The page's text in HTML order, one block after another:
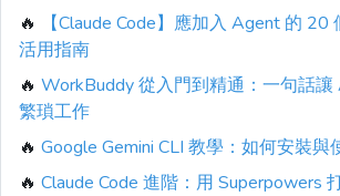
🔥
【Claude Code】應加入 Agent 的 20
活用指南
🔥 WorkBuddy 從入門到精通：一句話
繁瑣工作
🔥 Google Gemini CLI 教學：如何安裝與
🔥 Claude Code 進階：用 Superpowers